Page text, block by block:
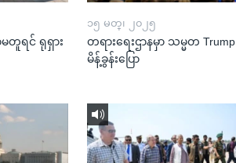
တူရင် ရုရှား
၁၅ မတ္၊ ၂၀၂၅
တရားရေးဌာနမှာ သမ္မတ Trump
မိန့်ခွန်းပြော